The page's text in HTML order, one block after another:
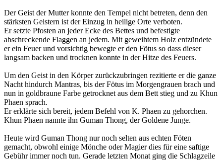
Der Geist der Mutter konnte den Tempel nicht betreten, denn den
stärksten Geistern ist der Einzug in heilige Orte verboten.
Er setzte Pfosten an jeder Ecke des Bettes und befestigte
abschreckende Flaggen an jedem. Mit geweihtem Holz entzündete
er ein Feuer und vorsichtig bewegte er den Fötus so dass dieser
langsam backen und trocknen konnte in der Hitze des Feuers.
Um den Geist in den Körper zurückzubringen rezitierte er die ganze
Nacht hindurch Mantras, bis der Fötus im Morgengrauen brach und
nun in goldbraune Farbe getrocknet aus dem Bett stieg und zu Khun
Phaen sprach.
Er erklärte sich bereit, jedem Befehl von K. Phaen zu gehorchen.
Khun Phaen nannte ihn Guman Thong, der Goldene Junge.
Heute wird Guman Thong nur noch selten aus echten Föten
gemacht, obwohl einige Mönche oder Magier dies für eine saftige
Gebühr immer noch tun. Gerade letzten Monat ging die Schlagzeile